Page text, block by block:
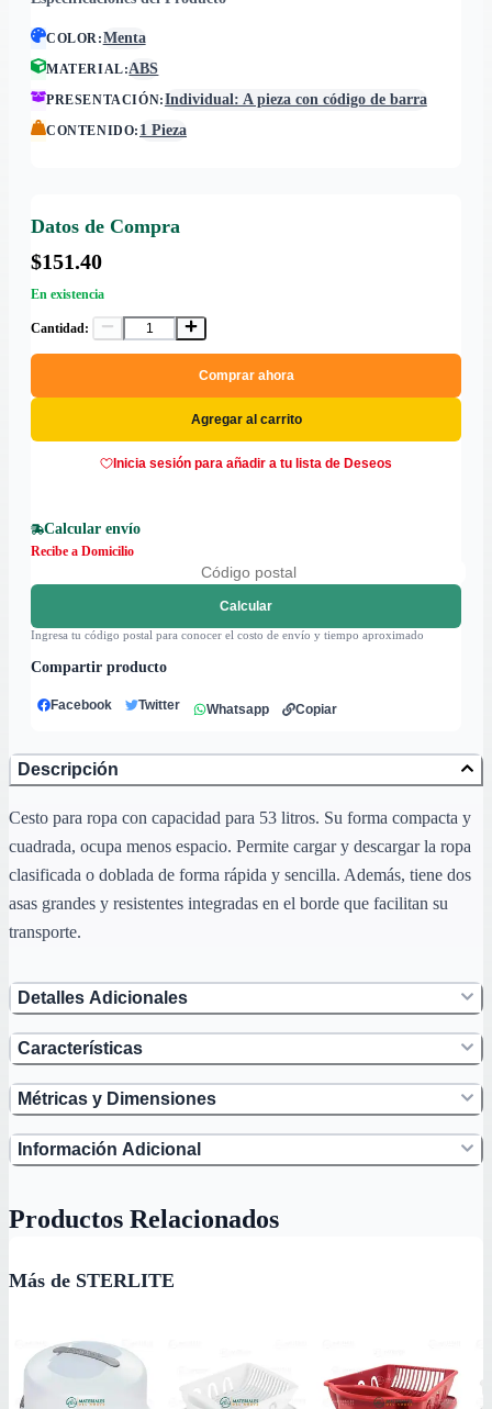
COLOR:Menta
MATERIAL:ABS
PRESENTACIÓN:Individual: A pieza con código de barra
CONTENIDO: 1 Pieza
Datos de Compra
$151.40
En existencia
Cantidad:
Comprar ahora
Agregar al carrito
Inicia sesión para añadir a tu lista de Deseos
Calcular envío
Recibe a Domicilio
Calcular
Ingresa tu código postal para conocer el costo de envío y tiempo aproximado
Compartir producto
Facebook Twitter Whatsapp Copiar
Descripción
Cesto para ropa con capacidad para 53 litros. Su forma compacta y
cuadrada, ocupa menos espacio. Permite cargar y descargar la ropa
clasificada o doblada de forma rápida y sencilla. Además, tiene dos
asas grandes y resistentes integradas en el borde que facilitan su
transporte.
Detalles Adicionales
Características
Métricas y Dimensiones
Información Adicional
Productos Relacionados
Más de STERLITE